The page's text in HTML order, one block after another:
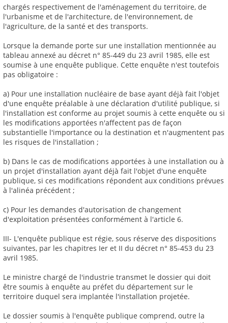
chargés respectivement de l'aménagement du territoire, de
l'urbanisme et de l'architecture, de l'environnement, de
l'agriculture, de la santé et des transports.
Lorsque la demande porte sur une installation mentionnée au
tableau annexé au décret n° 85-449 du 23 avril 1985, elle est
soumise à une enquête publique. Cette enquête n'est toutefois
pas obligatoire :
a) Pour une installation nucléaire de base ayant déjà fait l'objet
d'une enquête préalable à une déclaration d'utilité publique, si
l'installation est conforme au projet soumis à cette enquête ou si
les modifications apportées n'affectent pas de façon
substantielle l'importance ou la destination et n'augmentent pas
les risques de l'installation ;
b) Dans le cas de modifications apportées à une installation ou à
un projet d'installation ayant déjà fait l'objet d'une enquête
publique, si ces modifications répondent aux conditions prévues
à l'alinéa précédent ;
c) Pour les demandes d'autorisation de changement
d'exploitation présentées conformément à l'article 6.
III- L'enquête publique est régie, sous réserve des dispositions
suivantes, par les chapitres Ier et II du décret n° 85-453 du 23
avril 1985.
Le ministre chargé de l'industrie transmet le dossier qui doit
être soumis à enquête au préfet du département sur le
territoire duquel sera implantée l'installation projetée.
Le dossier soumis à l'enquête publique comprend, outre la